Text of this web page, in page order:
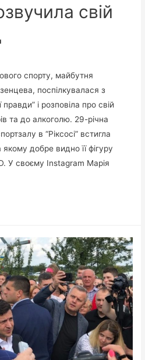
свій
спорту, майбутня
поспілкувалася з
і розповіла про свій
та до алкоголю. 29-річна
в “Ріксосі” встигла
добре видно її фігуру
У своєму Instagram Марія